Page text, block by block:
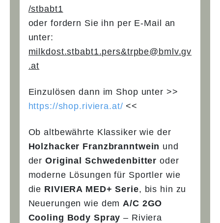
/stbabt1
oder fordern Sie ihn per E-Mail an
unter:
milkdost.stbabt1.pers&trpbe@bmlv.gv
.at
Einzulösen dann im Shop unter >>
https://shop.riviera.at/ <<
Ob altbewährte Klassiker wie der
Holzhacker Franzbranntwein und
der Original Schwedenbitter oder
moderne Lösungen für Sportler wie
die RIVIERA MED+ Serie, bis hin zu
Neuerungen wie dem A/C 2GO
Cooling Body Spray – Riviera